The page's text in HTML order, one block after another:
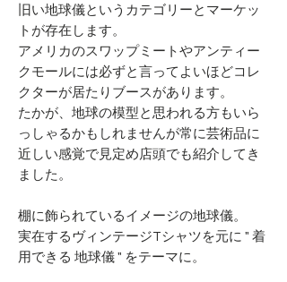
旧い地球儀というカテゴリーとマーケッ
トが存在します。
アメリカのスワップミートやアンティー
クモールには必ずと言ってよいほどコレ
クターが居たりブースがあります。
たかが、地球の模型と思われる方もいら
っしゃるかもしれませんが常に芸術品に
近しい感覚で見定め店頭でも紹介してき
ました。
棚に飾られているイメージの地球儀。
実在するヴィンテージTシャツを元に " 着
用できる 地球儀 " をテーマに。